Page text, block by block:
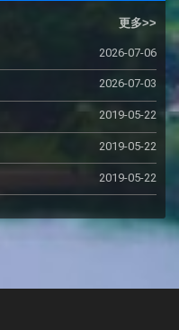
更多>>
2026-07-06
2026-07-03
2019-05-22
2019-05-22
2019-05-22